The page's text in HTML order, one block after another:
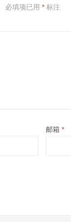
必填项已用 * 标注
邮箱 *